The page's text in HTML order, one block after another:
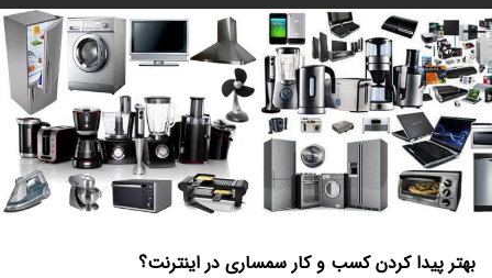
بهتر پیدا کردن کسب و کار سمساری در اینترنت؟